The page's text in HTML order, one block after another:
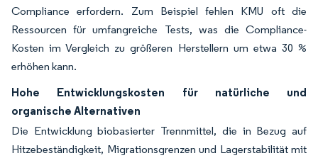
Compliance erfordern. Zum Beispiel fehlen KMU oft die
Ressourcen für umfangreiche Tests, was die Compliance-
Kosten im Vergleich zu größeren Herstellern um etwa 30 %
erhöhen kann.
Hohe Entwicklungskosten für natürliche und
organische Alternativen
Die Entwicklung biobasierter Trennmittel, die in Bezug auf
Hitzebeständigkeit, Migrationsgrenzen und Lagerstabilität mit